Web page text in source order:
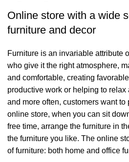
Online store with a wide
furniture and decor
Furniture is an invariable attribute
who give it the right atmosphere,
and comfortable, creating
productive work or helping to relax
and more often, customers want to
online store, when you can sit
free time, arrange the furniture in
the furniture you like. The online
of furniture: both home and office